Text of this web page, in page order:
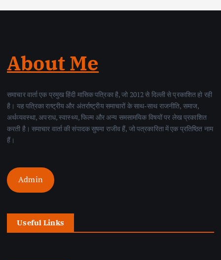
About Me
समाचार वार्ता एक प्रमुख हिंदी मासिक पत्रिका है, जो 2012 से दिल्ली से प्रकाशित हो रही
है। यह पत्रिका राष्ट्रीय और अंतर्राष्ट्रीय समाचारों के साथ-साथ राजनीति, समाज,
अर्थव्यवस्था, अपराध, स्वास्थ्य, फिल्म और अन्य समसामयिक विषयों पर लेख प्रकाशित
करती है। समाचार वार्ता की संपादक सुषमा राजीव हैं, जो पत्रकारिता में एक प्रतिष्ठित नाम
हैं।
Admin
Useful Links